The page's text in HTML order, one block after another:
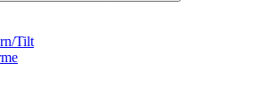
Tilt